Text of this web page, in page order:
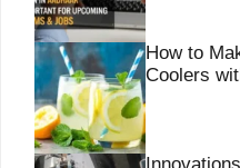
How to
Coolers